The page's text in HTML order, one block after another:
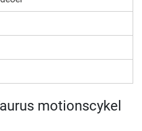
motionscykel